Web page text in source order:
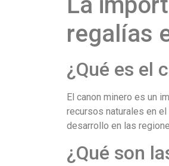
regalías
¿Qué es el
El canon minero es un
recursos naturales en
desarrollo en las
¿Qué son